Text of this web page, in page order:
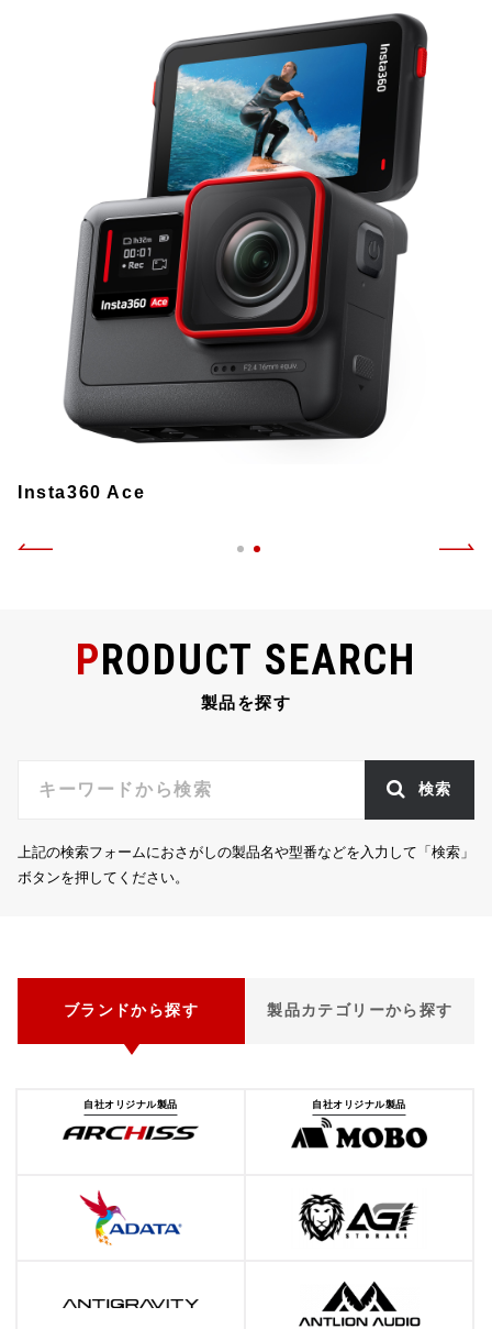
Insta360 Ace
PRODUCT SEARCH
製品を探す
検索
上記の検索フォームにおさがしの製品名や型番などを入力して「検索」
ボタンを押してください。
ブランドから探す 製品カテゴリーから探す
自社オリジナル製品 自社オリジナル製品